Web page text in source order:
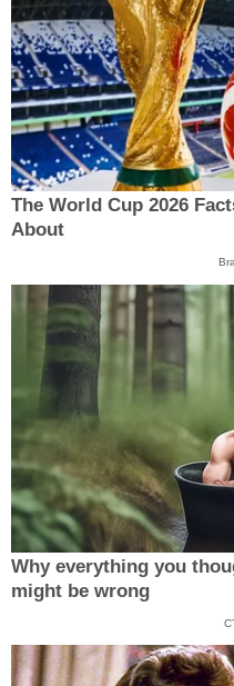
The World Cup 2026
About
Why everything you
might be wrong